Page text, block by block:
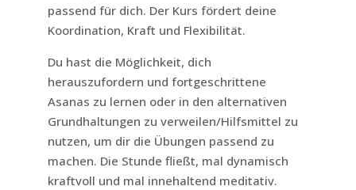
passend für dich. Der Kurs fördert deine
Koordination, Kraft und Flexibilität.
Du hast die Möglichkeit, dich
herauszufordern und fortgeschrittene
Asanas zu lernen oder in den alternativen
Grundhaltungen zu verweilen/Hilfsmittel zu
nutzen, um dir die Übungen passend zu
machen. Die Stunde fließt, mal dynamisch
kraftvoll und mal innehaltend meditativ.